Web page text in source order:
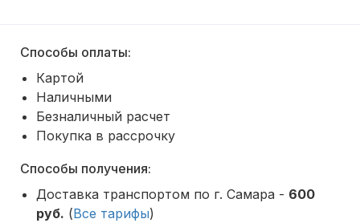
Способы оплаты:
Картой
Наличными
Безналичный расчет
Покупка в рассрочку
Способы получения:
Доставка транспортом по г. Самара - 600
руб. (Все тарифы)